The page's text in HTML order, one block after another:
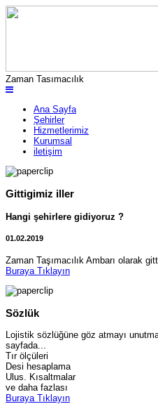
Zaman Tasımacılık
Ana Sayfa
Şehirler
Hizmetlerimiz
Kurumsal
iletişim
Gittigimiz iller
Hangi şehirlere gidiyoruz ?
01.02.2019
Zaman Taşımacılık Ambarı olarak
Buraya Tıklayın
Sözlük
Lojistik sözlüğüne göz atmayı
sayfada...
Tır ölçüleri
Desi hesaplama
Ulus. Kısaltmalar
ve daha fazlası
Buraya Tıklayın